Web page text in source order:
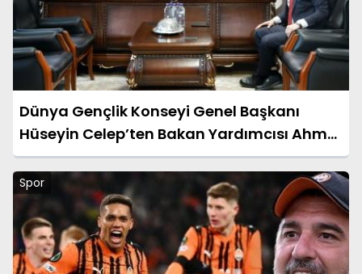
Dünya Gençlik Konseyi Genel Başkanı
Hüseyin Celep’ten Bakan Yardımcısı Ahmet
Aydın’a Ziyaret
Spor